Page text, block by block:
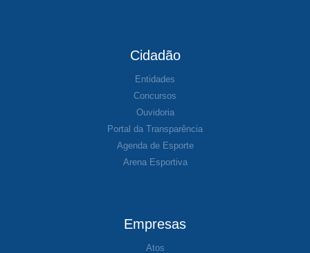
Cidadão
Entidades
Concursos
Ouvidoria
Portal da Transparência
Agenda de Esporte
Arena Esportiva
Empresas
Atos